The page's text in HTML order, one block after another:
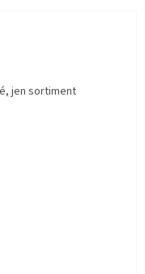
hvězdiček.
jen sortiment
hvězdiček.
hvězdiček.